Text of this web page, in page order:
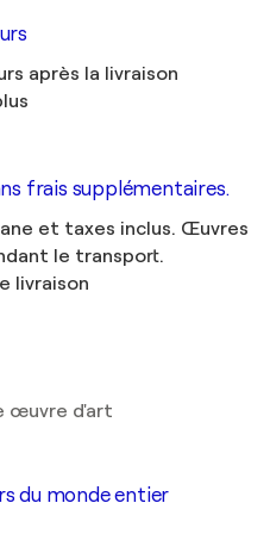
après la livraison
frais supplémentaires.
et taxes inclus. Œuvres
le transport.
livraison
œuvre d'art
du monde entier